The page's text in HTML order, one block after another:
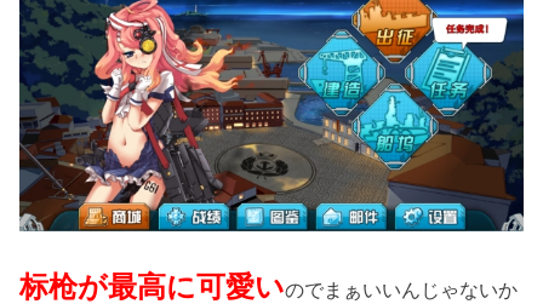
标枪が最高に可愛いのでまぁいいんじゃないか